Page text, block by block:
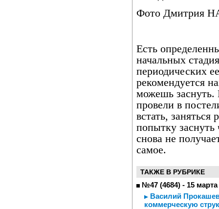
Фото Дмитрия
Есть
начальных
периодических
рекомендуется
можешь заснуть.
провели в
встать, заняться
попытку заснуть
снова не
самое.
ТАКЖЕ В РУБРИКЕ
№47 (4684) - 15 марта
Василий
коммерческую